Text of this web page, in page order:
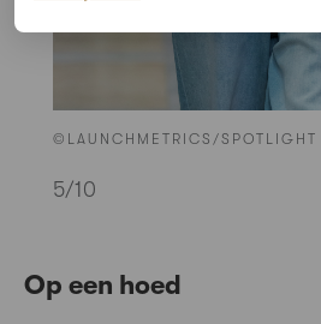
©LAUNCHMETRICS/SPOTLIGHT
5/10
Op een hoed